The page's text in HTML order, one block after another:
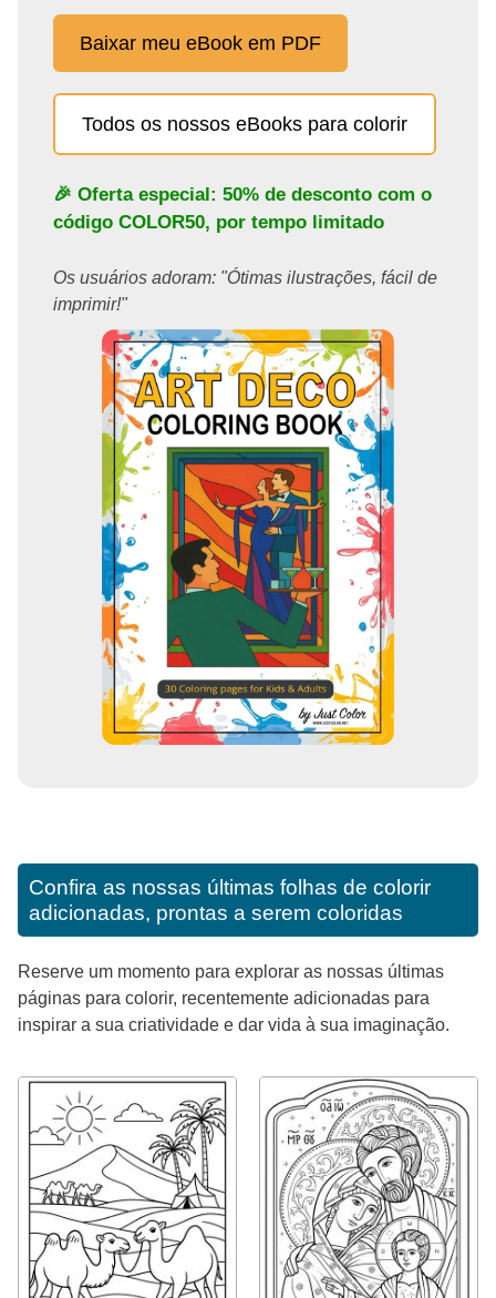
Baixar meu eBook em PDF
Todos os nossos eBooks para colorir
🎉 Oferta especial: 50% de desconto com o
código COLOR50, por tempo limitado
Os usuários adoram: "Ótimas ilustrações, fácil de
imprimir!"
Confira as nossas últimas folhas de colorir
adicionadas, prontas a serem coloridas
Reserve um momento para explorar as nossas últimas
páginas para colorir, recentemente adicionadas para
inspirar a sua criatividade e dar vida à sua imaginação.